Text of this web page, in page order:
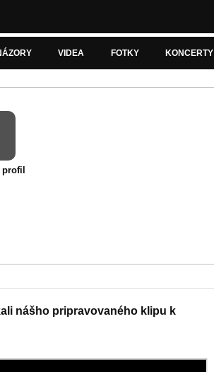
VIDEA FOTKY KONCERTY
nášho pripravovaného klipu k